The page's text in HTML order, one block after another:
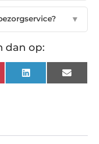
▼
dan op:
LinkedIn Email